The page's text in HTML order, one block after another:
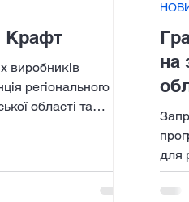
Крафт
виробників
регіонального
області та
на
для